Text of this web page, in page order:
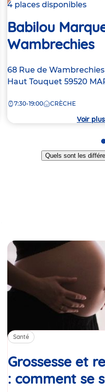
4 places disponibles
Babilou
Wambrechies
Adresse
de
crèche
68 Rue de Wambrechies
Haut Touquet 59520
7:30-19:00 CRÈCHE
Voir
Quels sont les
Santé
Grossesse et
: comment se